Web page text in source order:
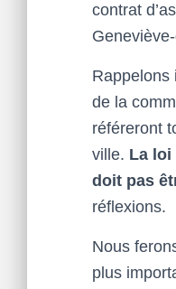
contrat
Rappelons
de la
référeront
ville. La loi
doit pas
réflexions.
Nous
plus